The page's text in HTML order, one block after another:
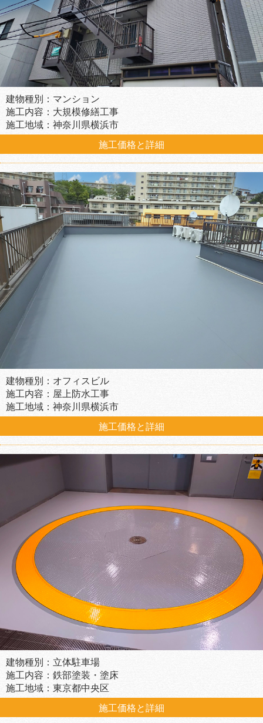
建物種別：マンション
施工内容：大規模修繕工事
施工地域：神奈川県横浜市
施工価格と詳細
建物種別：オフィスビル
施工内容：屋上防水工事
施工地域：神奈川県横浜市
施工価格と詳細
建物種別：立体駐車場
施工内容：鉄部塗装・塗床
施工地域：東京都中央区
施工価格と詳細